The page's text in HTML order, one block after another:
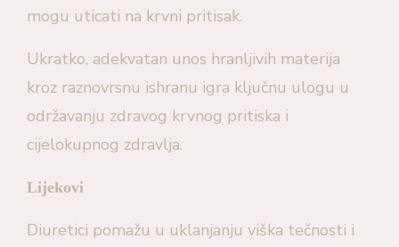
mogu uticati na krvni pritisak.
Ukratko, adekvatan unos hranljivih materija
kroz raznovrsnu ishranu igra ključnu ulogu u
održavanju zdravog krvnog pritiska i
cijelokupnog zdravlja.
Lijekovi
Diuretici pomažu u uklanjanju viška tečnosti i